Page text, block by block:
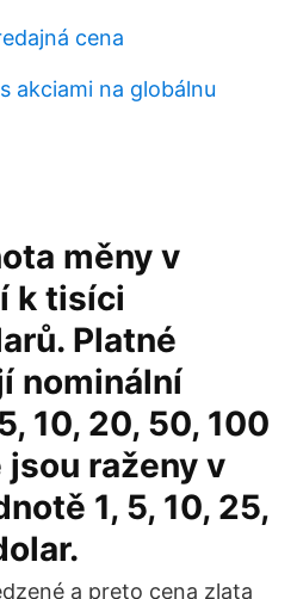
cena
akciami na globálnu
měny v
k tisíci
Platné
nominální
10, 20, 50, 100
raženy v
1, 5, 10, 25,
a preto cena zlata